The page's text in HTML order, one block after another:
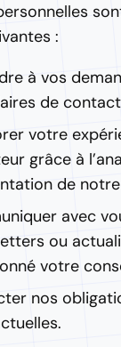
:
à vos
de
votre
grâce à
de
avec
ou
votre
nos